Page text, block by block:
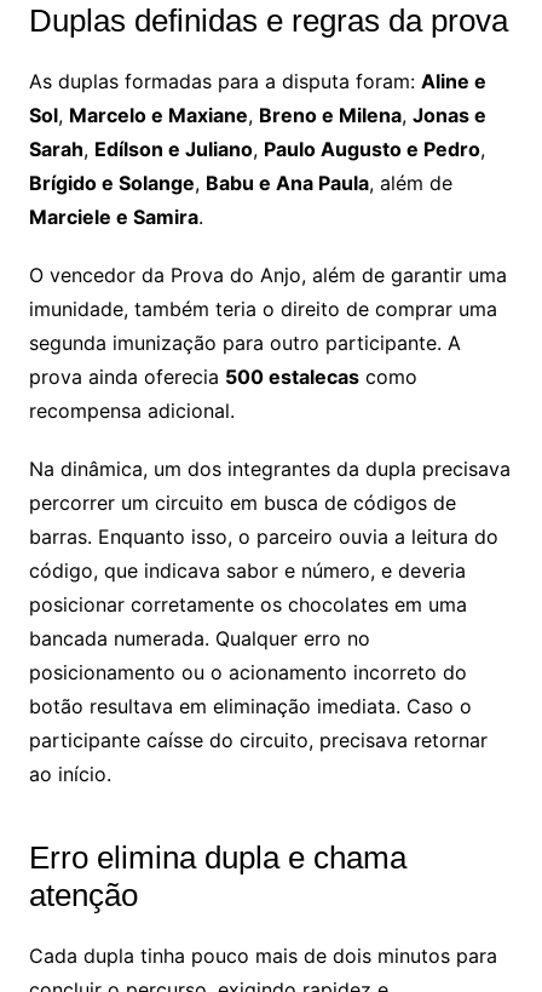
Duplas definidas e regras da prova
As duplas formadas para a disputa foram: Aline e
Sol, Marcelo e Maxiane, Breno e Milena, Jonas e
Sarah, Edílson e Juliano, Paulo Augusto e Pedro,
Brígido e Solange, Babu e Ana Paula, além de
Marciele e Samira.
O vencedor da Prova do Anjo, além de garantir uma
imunidade, também teria o direito de comprar uma
segunda imunização para outro participante. A
prova ainda oferecia 500 estalecascomo
recompensa adicional.
Na dinâmica, um dos integrantes da dupla precisava
percorrer um circuito em busca de códigos de
barras. Enquanto isso, o parceiro ouvia a leitura do
código, que indicava sabor e número, e deveria
posicionar corretamente os chocolates em uma
bancada numerada. Qualquer erro no
posicionamento ou o acionamento incorreto do
botão resultava em eliminação imediata. Caso o
participante caísse do circuito, precisava retornar
ao início.
Erro elimina dupla e chama
atenção
Cada dupla tinha pouco mais de dois minutos para